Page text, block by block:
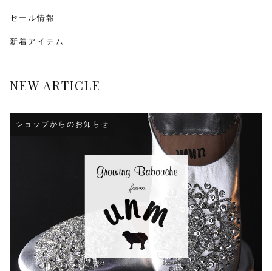
セール情報
新着アイテム
NEW ARTICLE
ショップからのお知らせ